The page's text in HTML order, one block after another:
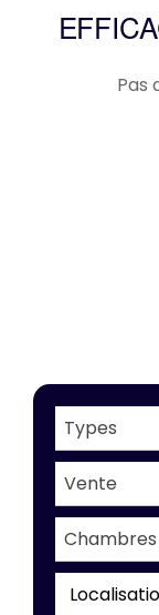
Pas
Types
Vente
Chambres